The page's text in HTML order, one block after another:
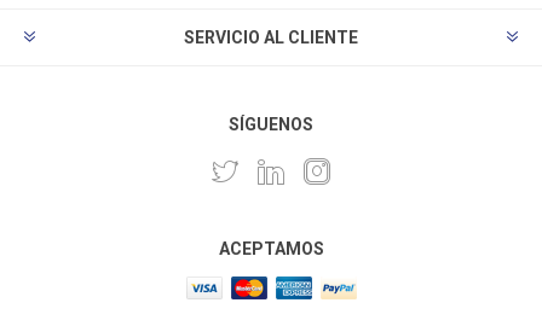
SERVICIO AL CLIENTE
SÍGUENOS
ACEPTAMOS